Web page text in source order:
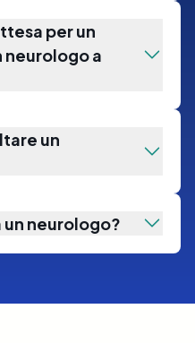
per un
neurologo a
un
neurologo?